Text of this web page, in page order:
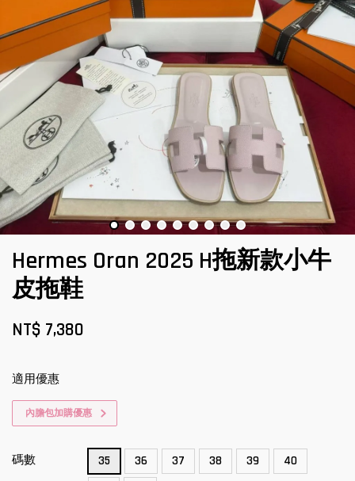
Hermes Oran 2025 H拖新款小牛
皮拖鞋
NT$ 7,380
適用優惠
內膽包加購優惠
碼數 35 36 37 38 39
40